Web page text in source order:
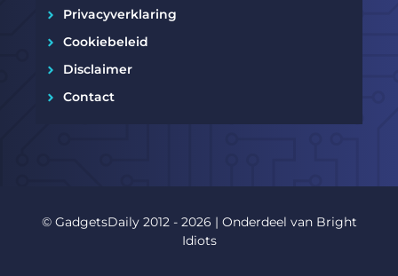
Privacyverklaring
Cookiebeleid
Disclaimer
Contact
© GadgetsDaily 2012 - 2026 | Onderdeel van Bright
Idiots